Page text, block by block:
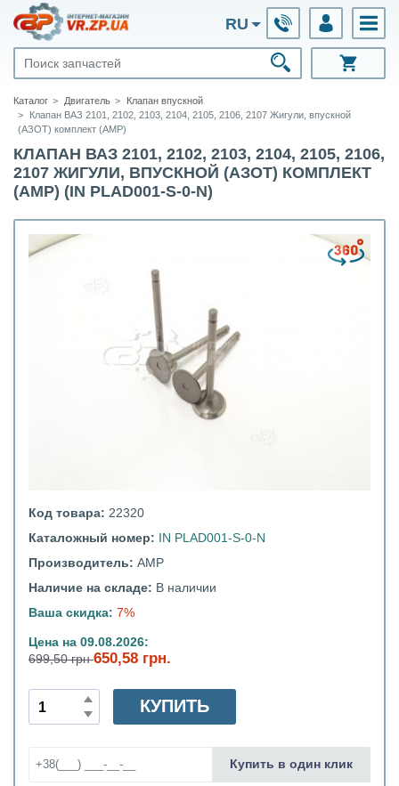
RU
Каталог Двигатель
Клапан впускной
Клапан ВАЗ 2101, 2102, 2103, 2104, 2105, 2106, 2107 Жигули, впускной
(АЗОТ) комплект (АМР)
КЛАПАН ВАЗ 2101, 2102, 2103, 2104, 2105, 2106,
2107 ЖИГУЛИ, ВПУСКНОЙ (АЗОТ) КОМПЛЕКТ
(АМР) (IN PLAD001-S-0-N)
Код товара: 22320
Каталожный номер: IN PLAD001-S-0-N
Производитель: AMP
Наличие на складе: В наличии
Ваша скидка: 7%
Цена на 09.08.2026:
699,50 грн650,58 грн.
КУПИТЬ
Купить в один клик